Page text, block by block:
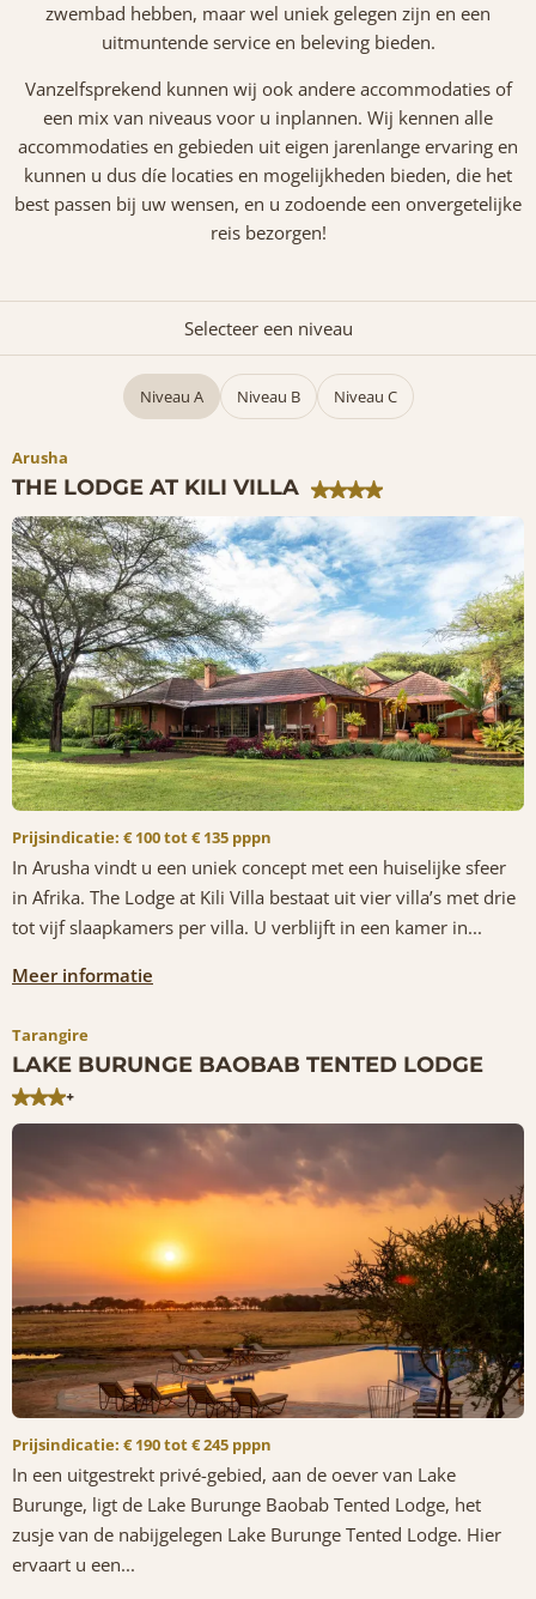
zwembad hebben, maar wel uniek gelegen zijn en een
uitmuntende service en beleving bieden.
Vanzelfsprekend kunnen wij ook andere accommodaties of
een mix van niveaus voor u inplannen. Wij kennen alle
accommodaties en gebieden uit eigen jarenlange ervaring en
kunnen u dus díe locaties en mogelijkheden bieden, die het
best passen bij uw wensen, en u zodoende een onvergetelijke
reis bezorgen!
Selecteer een niveau
Niveau A Niveau B Niveau C
Arusha
THE LODGE AT KILI VILLA
Prijsindicatie: € 100 tot € 135 pppn
In Arusha vindt u een uniek concept met een huiselijke sfeer
in Afrika. The Lodge at Kili Villa bestaat uit vier villa’s met drie
tot vijf slaapkamers per villa. U verblijft in een kamer in...
Meer informatie
Tarangire
LAKE BURUNGE BAOBAB TENTED LODGE
+
Prijsindicatie: € 190 tot € 245 pppn
In een uitgestrekt privé-gebied, aan de oever van Lake
Burunge, ligt de Lake Burunge Baobab Tented Lodge, het
zusje van de nabijgelegen Lake Burunge Tented Lodge. Hier
ervaart u een...